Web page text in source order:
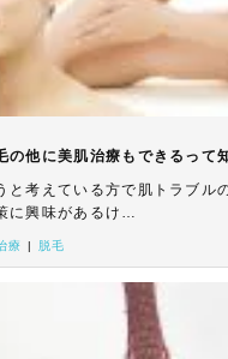
の他に美肌治療もできるって
と考えている方で肌トラブル
に興味があるけ…
療 脱毛